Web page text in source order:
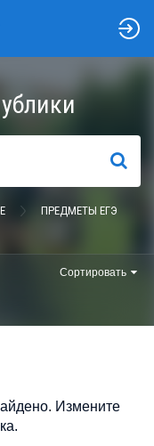
НАЙТИ
ПРЕДМЕТЫ ЕГЭ
Сортировать
Измените